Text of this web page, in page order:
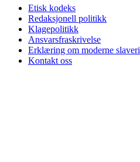
Etisk kodeks
Redaksjonell politikk
Klagepolitikk
Ansvarsfraskrivelse
Erklæring om moderne slaveri
Kontakt oss